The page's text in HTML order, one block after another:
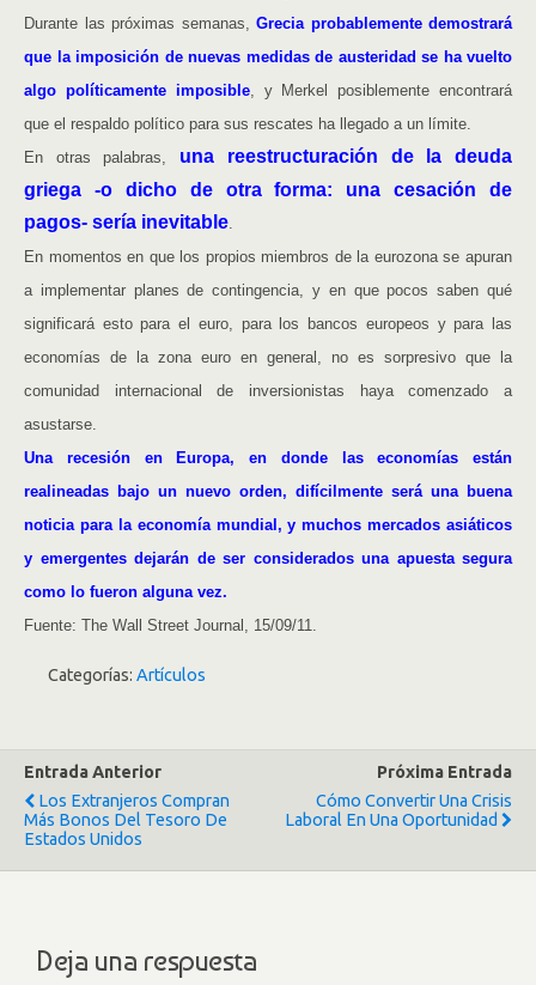
Durante las próximas semanas, Grecia probablemente demostrará
que la imposición de nuevas medidas de austeridad se ha vuelto
algo políticamente imposible, y Merkel posiblemente encontrará
que el respaldo político para sus rescates ha llegado a un límite.
En otras palabras, una reestructuración de la deuda
griega -o dicho de otra forma: una cesación de
pagos- sería inevitable.
En momentos en que los propios miembros de la eurozona se apuran
a implementar planes de contingencia, y en que pocos saben qué
significará esto para el euro, para los bancos europeos y para las
economías de la zona euro en general, no es sorpresivo que la
comunidad internacional de inversionistas haya comenzado a
asustarse.
Una recesión en Europa, en donde las economías están
realineadas bajo un nuevo orden, difícilmente será una buena
noticia para la economía mundial, y muchos mercados asiáticos
y emergentes dejarán de ser considerados una apuesta segura
como lo fueron alguna vez.
Fuente: The Wall Street Journal, 15/09/11.
Categorías: Artículos
Entrada Anterior
Los Extranjeros Compran
Más Bonos Del Tesoro De
Estados Unidos
Próxima Entrada
Cómo Convertir Una Crisis
Laboral En Una Oportunidad
Deja una respuesta